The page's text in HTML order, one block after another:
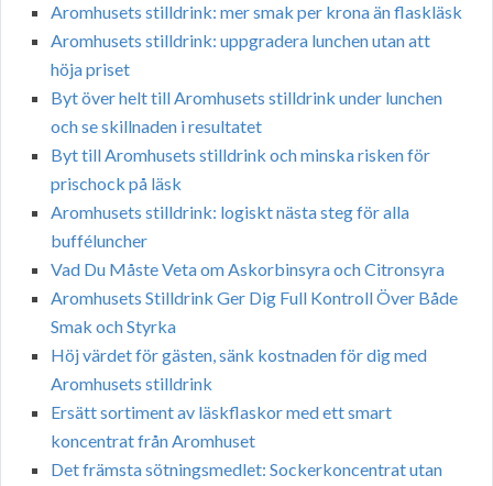
Aromhusets stilldrink: mer smak per krona än flaskläsk
Aromhusets stilldrink: uppgradera lunchen utan att
höja priset
Byt över helt till Aromhusets stilldrink under lunchen
och se skillnaden i resultatet
Byt till Aromhusets stilldrink och minska risken för
prischock på läsk
Aromhusets stilldrink: logiskt nästa steg för alla
bufféluncher
Vad Du Måste Veta om Askorbinsyra och Citronsyra
Aromhusets Stilldrink Ger Dig Full Kontroll Över Både
Smak och Styrka
Höj värdet för gästen, sänk kostnaden för dig med
Aromhusets stilldrink
Ersätt sortiment av läskflaskor med ett smart
koncentrat från Aromhuset
Det främsta sötningsmedlet: Sockerkoncentrat utan